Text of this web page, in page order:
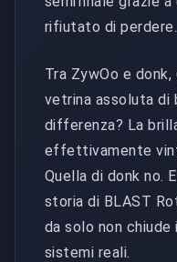
rifiutato di perdere.
Tra ZywOo e
vetrina assoluta di
differenza? La
effettivamente
Quella di donk no.
storia di BLAST
da solo non
sistemi reali.